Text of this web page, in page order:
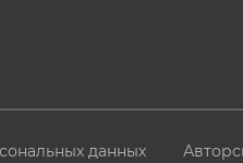
данных